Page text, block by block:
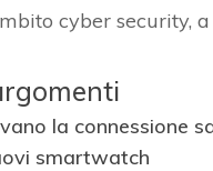
cyber security,
la connessione
smartwatch